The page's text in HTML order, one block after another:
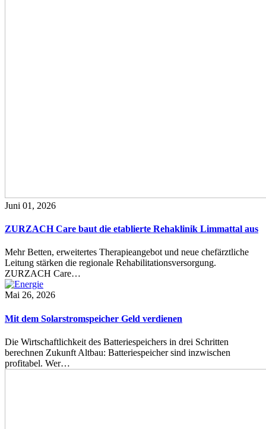
Juni 01, 2026
ZURZACH Care baut die etablierte Rehaklinik Limmattal aus
Mehr Betten, erweitertes Therapieangebot und neue chefärztliche
Leitung stärken die regionale Rehabilitationsversorgung.
ZURZACH Care…
Mai 26, 2026
Mit dem Solarstromspeicher Geld verdienen
Die Wirtschaftlichkeit des Batteriespeichers in drei Schritten
berechnen Zukunft Altbau: Batteriespeicher sind inzwischen
profitabel. Wer…